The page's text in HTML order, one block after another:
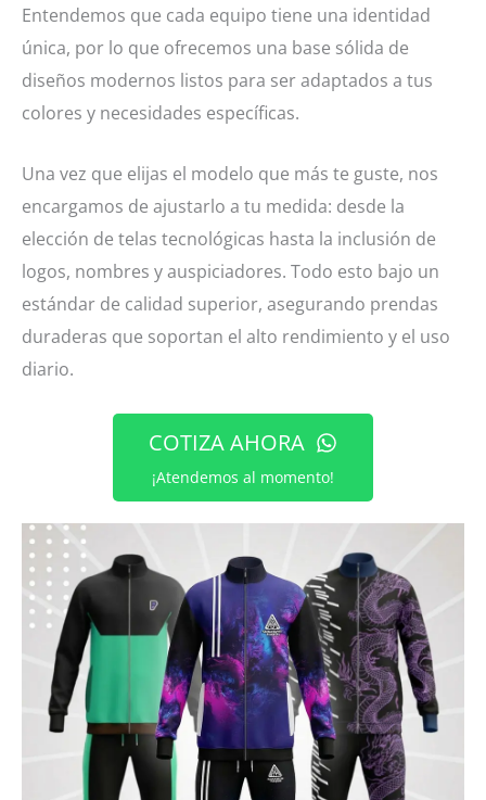
Entendemos que cada equipo tiene una identidad
única, por lo que ofrecemos una base sólida de
diseños modernos listos para ser adaptados a tus
colores y necesidades específicas.
Una vez que elijas el modelo que más te guste, nos
encargamos de ajustarlo a tu medida: desde la
elección de telas tecnológicas hasta la inclusión de
logos, nombres y auspiciadores. Todo esto bajo un
estándar de calidad superior, asegurando prendas
duraderas que soportan el alto rendimiento y el uso
diario.
COTIZA AHORA
¡Atendemos al momento!